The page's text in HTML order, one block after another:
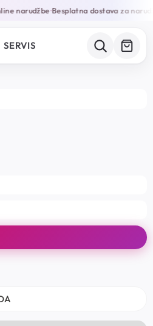
narudžbe•Besplatna dostava za
SERVIS